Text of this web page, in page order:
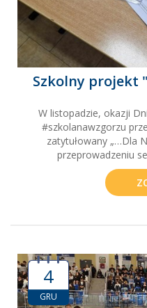
Szkolny projekt
W listopadzie, okazji
#szkolanawzgorzu
zatytułowany „…Dla
przeprowadzeniu
4
GRU